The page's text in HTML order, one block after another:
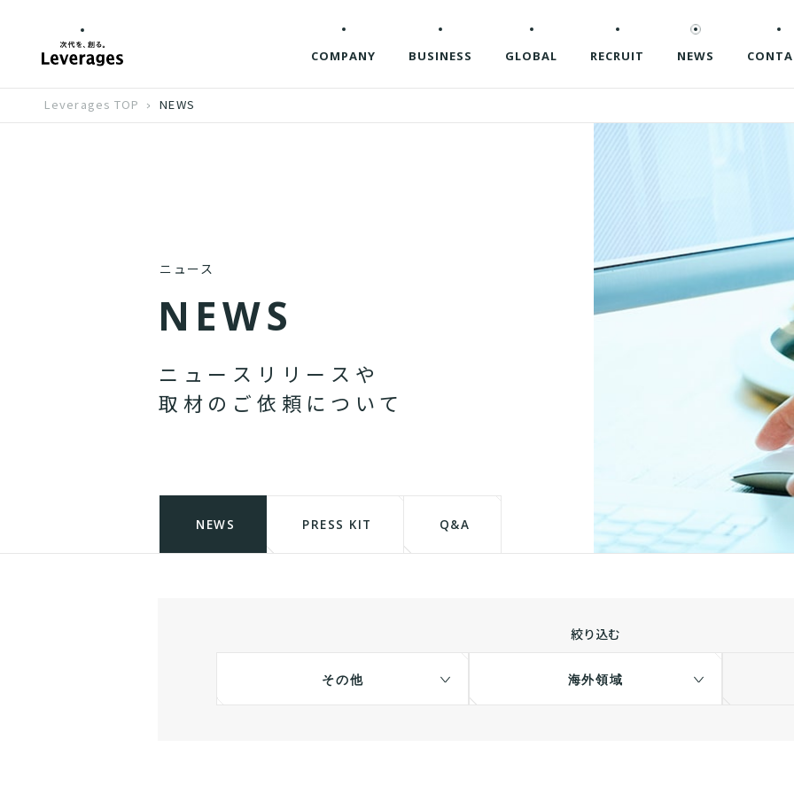
COMPANY BUSINESS GLOBAL RECRUIT NEWS
Leverages TOP NEWS
ニュース
N EWS
ニ ュ ー ス リ リ ー ス や
取 材 の ご 依 頼 に つ い て
NEWS PRESS KIT Q&A
絞り込む
その他 海外領域